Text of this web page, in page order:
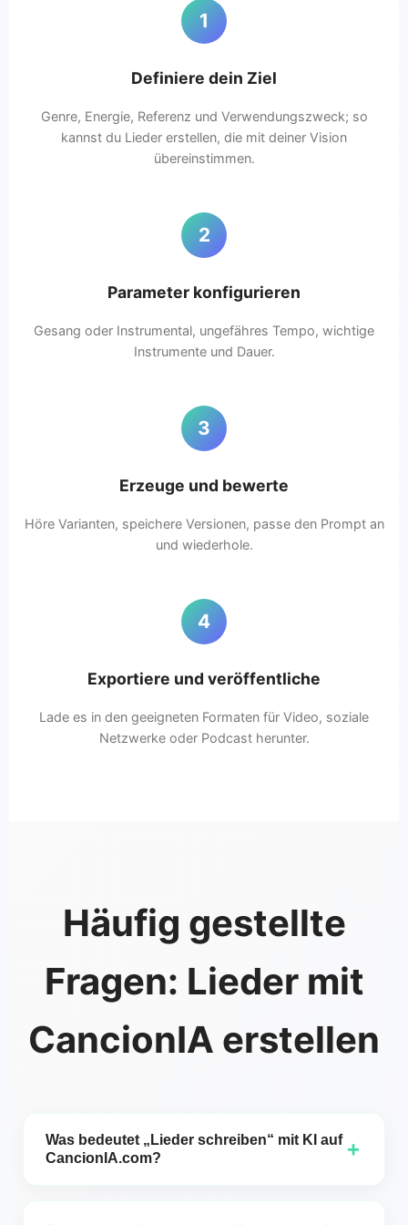
1
Definiere dein Ziel
Genre, Energie, Referenz und Verwendungszweck; so
kannst du Lieder erstellen, die mit deiner Vision
übereinstimmen.
2
Parameter konfigurieren
Gesang oder Instrumental, ungefähres Tempo, wichtige
Instrumente und Dauer.
3
Erzeuge und bewerte
Höre Varianten, speichere Versionen, passe den Prompt an
und wiederhole.
4
Exportiere und veröffentliche
Lade es in den geeigneten Formaten für Video, soziale
Netzwerke oder Podcast herunter.
Häufig gestellte
Fragen: Lieder mit
CancionIA erstellen
Was bedeutet „Lieder schreiben“ mit KI auf
CancionIA.com?
+